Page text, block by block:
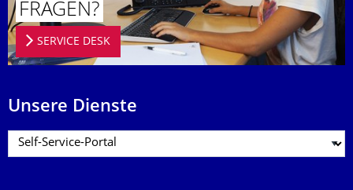
FRAGEN?
SERVICE DESK
Unsere Dienste